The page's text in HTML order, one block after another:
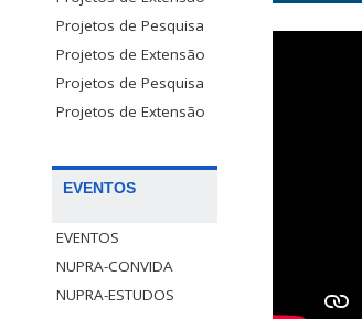
Projetos de Pesquisa
Projetos de Extensão
Projetos de Pesquisa
Projetos de Extensão
EVENTOS
EVENTOS
NUPRA-CONVIDA
NUPRA-ESTUDOS